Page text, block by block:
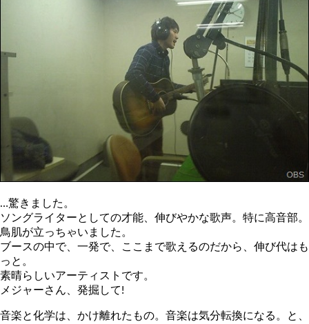
…驚きました。
ソングライターとしての才能、伸びやかな歌声。特に高音部。
鳥肌が立っちゃいました。
ブースの中で、一発で、ここまで歌えるのだから、伸び代はも
っと。
素晴らしいアーティストです。
メジャーさん、発掘して!
音楽と化学は、かけ離れたもの。音楽は気分転換になる。と、